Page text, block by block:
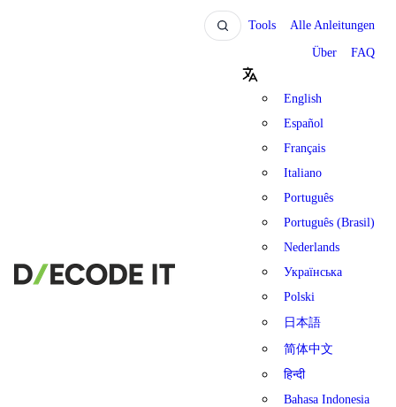
Tools Alle Anleitungen
Über FAQ
English
Español
Français
Italiano
Português
Português (Brasil)
Nederlands
Українська
Polski
日本語
简体中文
हिन्दी
Bahasa Indonesia